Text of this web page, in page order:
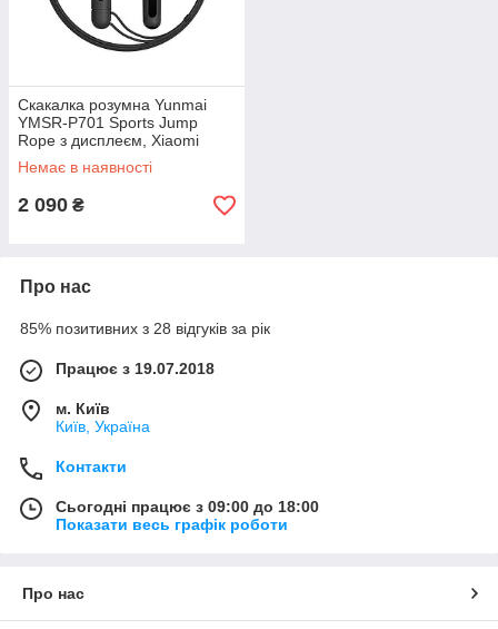
Скакалка розумна Yunmai
YMSR-P701 Sports Jump
Rope з дисплеєм, Xiaomi
Немає в наявності
2 090 ₴
Про нас
85% позитивних з 28 відгуків за рік
Працює з 19.07.2018
м. Київ
Київ, Україна
Контакти
Сьогодні працює з 09:00 до 18:00
Показати весь графік роботи
Про нас